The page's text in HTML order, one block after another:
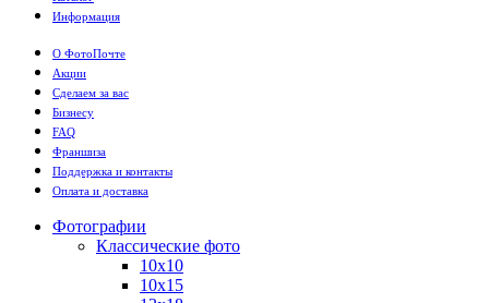
Информация
О ФотоПочте
Акции
Сделаем за вас
Бизнесу
FAQ
Франшиза
Поддержка и контакты
Оплата и доставка
Фотографии
Классические фото
10х10
10х15